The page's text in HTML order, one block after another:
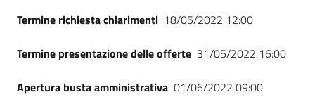
Termine richiesta chiarimenti 18/05/2022 12:00
Termine presentazione delle offerte 31/05/2022 16:00
Apertura busta amministrativa 01/06/2022 09:00